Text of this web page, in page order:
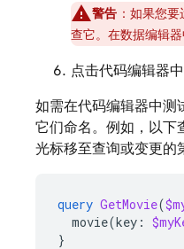
警告 ：如果您要
查它。在数据编辑器
点击代码编辑器
如需在代码编辑器中测
它们命名。例如，以下
光标移至查询或变更的
query GetMovie(
movie(key :
}